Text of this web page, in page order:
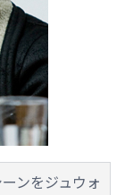
ンをジュウォ